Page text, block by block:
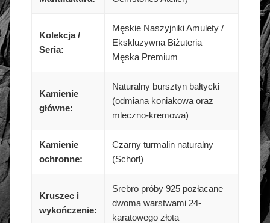
Kolekcja /
Seria:
Męskie Naszyjniki Amulety /
Ekskluzywna Biżuteria
Męska Premium
Kamienie
główne:
Naturalny bursztyn bałtycki
(odmiana koniakowa oraz
mleczno-kremowa)
Kamienie
ochronne:
Czarny turmalin naturalny
(Schorl)
Kruszec i
wykończenie:
Srebro próby 925 pozłacane
dwoma warstwami 24-
karatowego złota